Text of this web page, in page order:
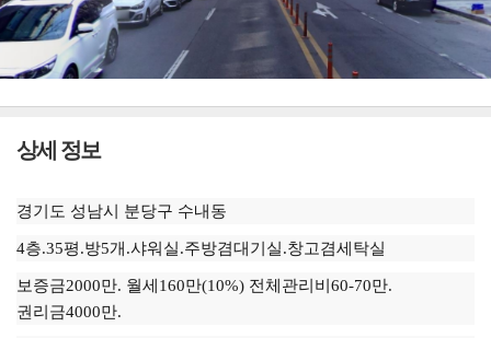
상세 정보
경기도 성남시 분당구 수내동
4층.35평.방5개.샤워실.주방겸대기실.창고겸세탁실
보증금2000만. 월세160만(10%) 전체관리비60-70만.
권리금4000만.